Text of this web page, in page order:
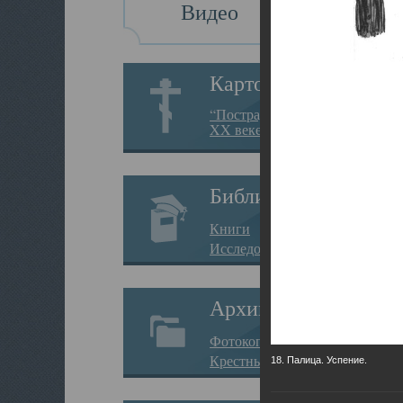
Видео
Картотека
“Пострадавшие за веру в
XX веке на Севере”
Библиотека
Книги
Исследования
Архив
Фотокопии дел
Крестные ходы18. Палица. Успение.